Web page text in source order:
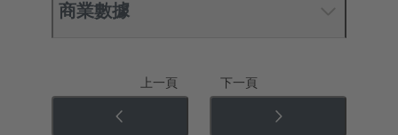
商業數據
上一頁 下一頁